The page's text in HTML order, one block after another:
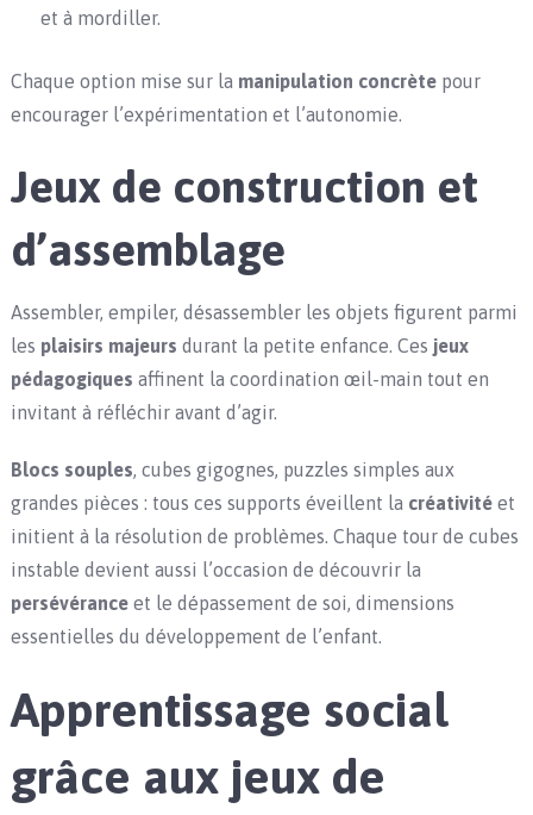
et à mordiller.
Chaque option mise sur la manipulation concrètepour
encourager l’expérimentation et l’autonomie.
Jeux de construction et
d’assemblage
Assembler, empiler, désassembler les objets figurent parmi
les plaisirs majeurs durant la petite enfance. Ces jeux
pédagogiques affinent la coordination œil-main tout en
invitant à réfléchir avant d’agir.
Blocs souples, cubes gigognes, puzzles simples aux
grandes pièces : tous ces supports éveillent la créativitéet
initient à la résolution de problèmes. Chaque tour de cubes
instable devient aussi l’occasion de découvrir la
persévéranceet le dépassement de soi, dimensions
essentielles du développement de l’enfant.
Apprentissage social
grâce aux jeux de